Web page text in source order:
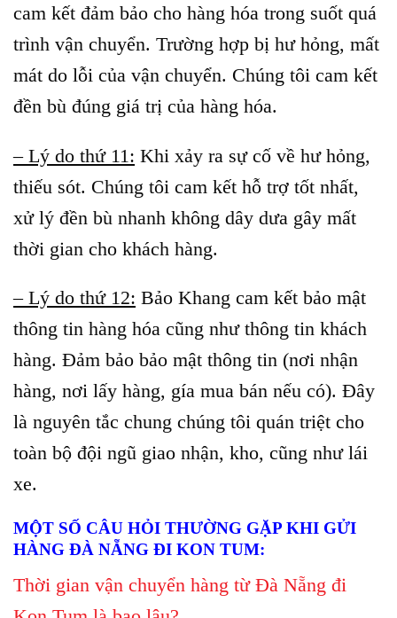
cam kết đảm bảo cho hàng hóa trong suốt quá
trình vận chuyển. Trường hợp bị hư hỏng, mất
mát do lỗi của vận chuyển. Chúng tôi cam kết
đền bù đúng giá trị của hàng hóa.
– Lý do thứ 11: Khi xảy ra sự cố về hư hỏng,
thiếu sót. Chúng tôi cam kết hỗ trợ tốt nhất,
xử lý đền bù nhanh không dây dưa gây mất
thời gian cho khách hàng.
– Lý do thứ 12: Bảo Khang cam kết bảo mật
thông tin hàng hóa cũng như thông tin khách
hàng. Đảm bảo bảo mật thông tin (nơi nhận
hàng, nơi lấy hàng, gía mua bán nếu có). Đây
là nguyên tắc chung chúng tôi quán triệt cho
toàn bộ đội ngũ giao nhận, kho, cũng như lái
xe.
MỘT SỐ CÂU HỎI THƯỜNG GẶP KHI GỬI
HÀNG ĐÀ NẴNG ĐI KON TUM:
Thời gian vận chuyển hàng từ Đà Nẵng đi